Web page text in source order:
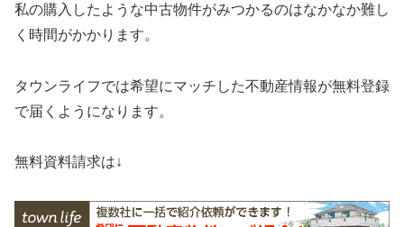
私の購入したような中古物件がみつかるのはなかなか難し
く時間がかかります。
タウンライフでは希望にマッチした不動産情報が無料登録
で届くようになります。
無料資料請求は↓